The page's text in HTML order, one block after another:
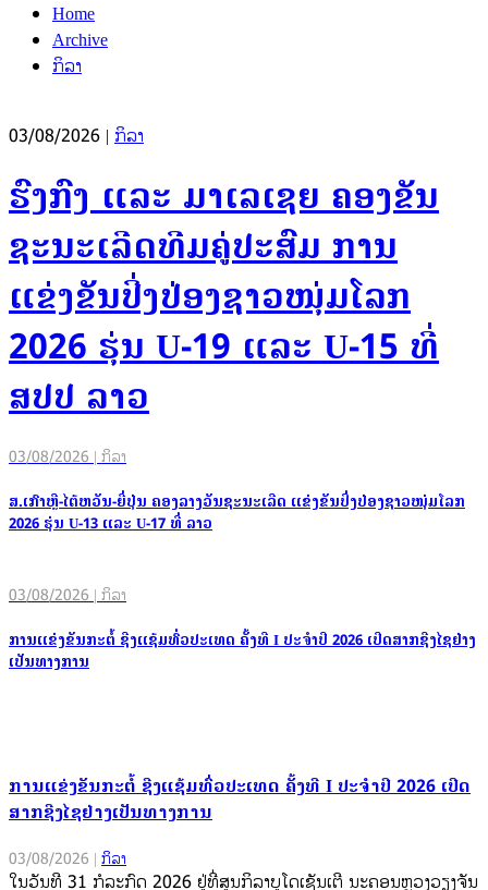
Home
Archive
ກິລາ
03/08/2026 | ກິລາ
ຮົງກົງ ແລະ ມາເລເຊຍ ຄອງຂັນ
ຊະນະເລີດທີມຄູ່ປະສົມ ການ
ແຂ່ງຂັນປິ່ງປ່ອງຊາວໜຸ່ມໂລກ
2026 ຮຸ່ນ U-19 ແລະ U-15 ທີ່
ສປປ ລາວ
03/08/2026 | ກິລາ
ສ.ເກົາຫຼີ-ໄຕ້ຫວັນ-ຍີ່ປຸ່ນ ຄອງລາງວັນຊະນະເລີດ ແຂ່ງຂັນປິ່ງປ່ອງຊາວໜຸ່ມໂລກ
2026 ຮຸ່ນ U-13 ແລະ U-17 ທີ່ ລາວ
03/08/2026 | ກິລາ
ການແຂ່ງຂັນກະຕໍ້ ຊີງແຊ້ມທົ່ວປະເທດ ຄັ້ງທີ I ປະຈຳປີ 2026 ເປີດສາກຊີງໄຊຢ່າງ
ເປັນທາງການ
ການແຂ່ງຂັນກະຕໍ້ ຊີງແຊ້ມທົ່ວປະເທດ ຄັ້ງທີ I ປະຈຳປີ 2026 ເປີດ
ສາກຊີງໄຊຢ່າງເປັນທາງການ
03/08/2026 | ກິລາ
ໃນວັນທີ 31 ກໍລະກົດ 2026 ຢູ່ທີ່ສູນກິລາບູໂດເຊັນເຕີ ນະຄອນຫຼວງວຽງຈັນ